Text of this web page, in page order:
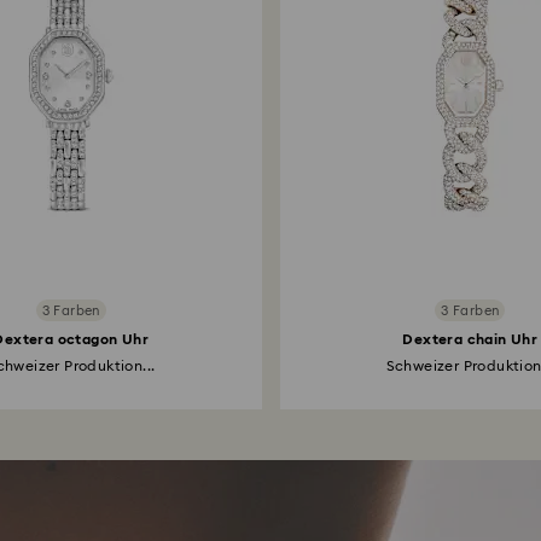
3 Farben
octagon Uhr
Produktion...
3 Farben
Dextera chain Uhr
Schweizer